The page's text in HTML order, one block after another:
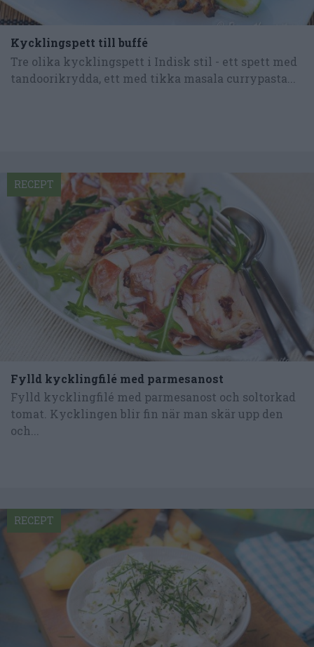
Kycklingspett till buffé
Tre olika kycklingspett i Indisk stil - ett spett med
tandoorikrydda, ett med tikka masala currypasta...
Fylld kycklingfilé med parmesanost
Fylld kycklingfilé med parmesanost och soltorkad
tomat. Kycklingen blir fin när man skär upp den
och...
RECEPT
RECEPT